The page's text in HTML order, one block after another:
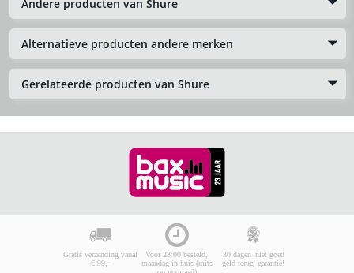
Andere producten van Shure
Alternatieve producten andere merken
Gerelateerde producten van Shure
Gratis verzending vanaf
€ 99,-
Voor 23:00 besteld,
maandag in huis (mits
30 dagen 'niet goed
geld terug' garantie!